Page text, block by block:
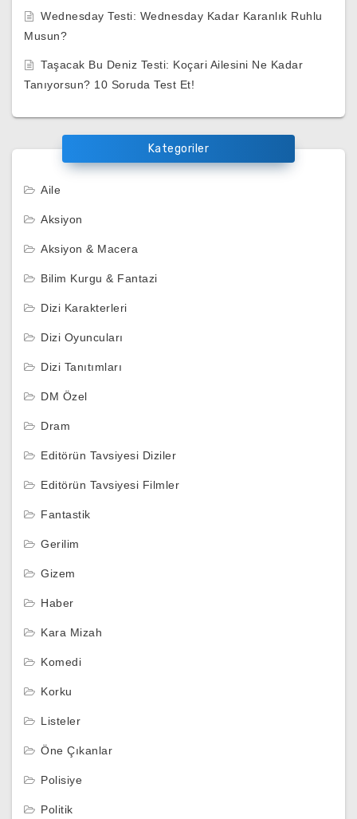
Wednesday Testi: Wednesday Kadar Karanlık Ruhlu
Musun?
Taşacak Bu Deniz Testi: Koçari Ailesini Ne Kadar
Tanıyorsun? 10 Soruda Test Et!
Kategoriler
Aile
Aksiyon
Aksiyon & Macera
Bilim Kurgu & Fantazi
Dizi Karakterleri
Dizi Oyuncuları
Dizi Tanıtımları
DM Özel
Dram
Editörün Tavsiyesi Diziler
Editörün Tavsiyesi Filmler
Fantastik
Gerilim
Gizem
Haber
Kara Mizah
Komedi
Korku
Listeler
Öne Çıkanlar
Polisiye
Politik